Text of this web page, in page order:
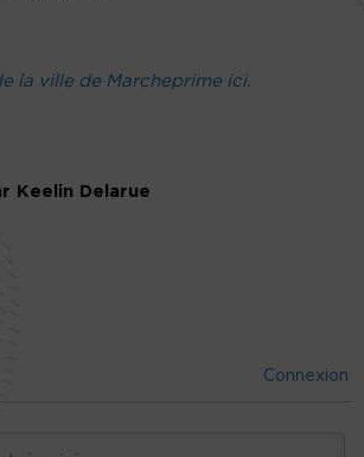
la ville de Marcheprime ici.
Keelin Delarue
Connexion